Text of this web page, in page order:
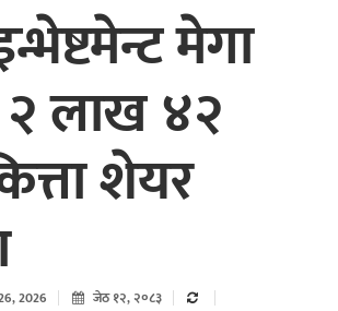
मेगा
लाख ४२
शेयर
2026 जेठ १२, २०८३